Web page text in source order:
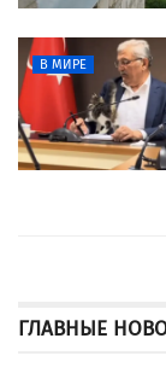
В МИРЕ
ГЛАВНЫЕ